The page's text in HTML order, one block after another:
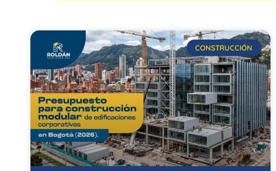
CONSTRUCCIÓN